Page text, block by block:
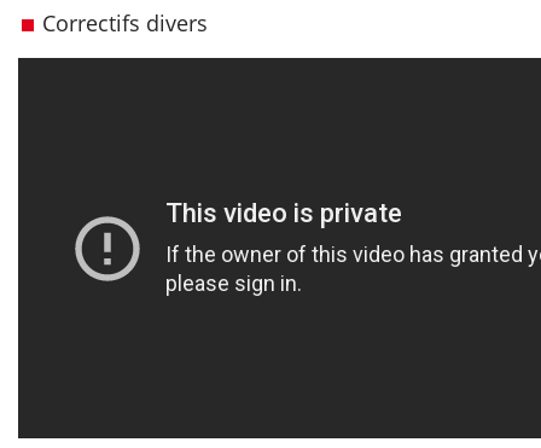
Correctifs divers